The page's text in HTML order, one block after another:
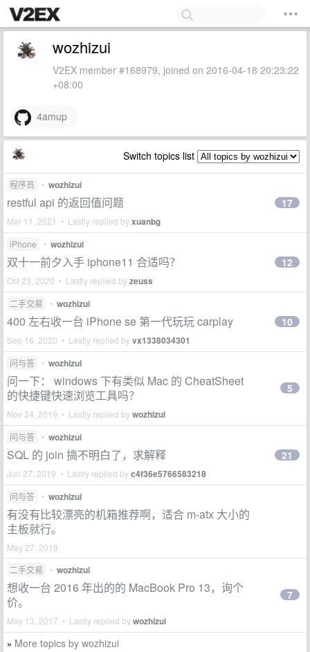
wozhizui
V2EX member #168979, joined on 2016-04-18 20:23:22
+08:00
4amup
Switch topics list
程序员 • wozhizui
restful api 的返回值问题
Mar 11, 2021 • Lastly replied byxuanbg
17
iPhone • wozhizui
双十一前夕入手 iphone11 合适吗？
Oct 23, 2020 • Lastly replied byzeuss
12
二手交易 • wozhizui
400 左右收一台 iPhone se 第一代玩玩 carplay
Sep 16, 2020 • Lastly replied byvx1338034301
10
问与答 • wozhizui
问一下： windows 下有类似 Mac 的 CheatSheet
的快捷键快速浏览工具吗？
Nov 24, 2019 • Lastly replied bywozhizui
5
问与答 • wozhizui
SQL 的 join 搞不明白了，求解释
Jun 27, 2019 • Lastly replied byc4f36e5766583218
21
问与答 • wozhizui
有没有比较漂亮的机箱推荐啊，适合 m-atx 大小的
主板就行。
May 27, 2019
二手交易
• wozhizui
想收一台 2016 年出的的 MacBook Pro 13，询个
价。
May 13, 2017 • Lastly replied bywozhizui
7
» More topics by wozhizui